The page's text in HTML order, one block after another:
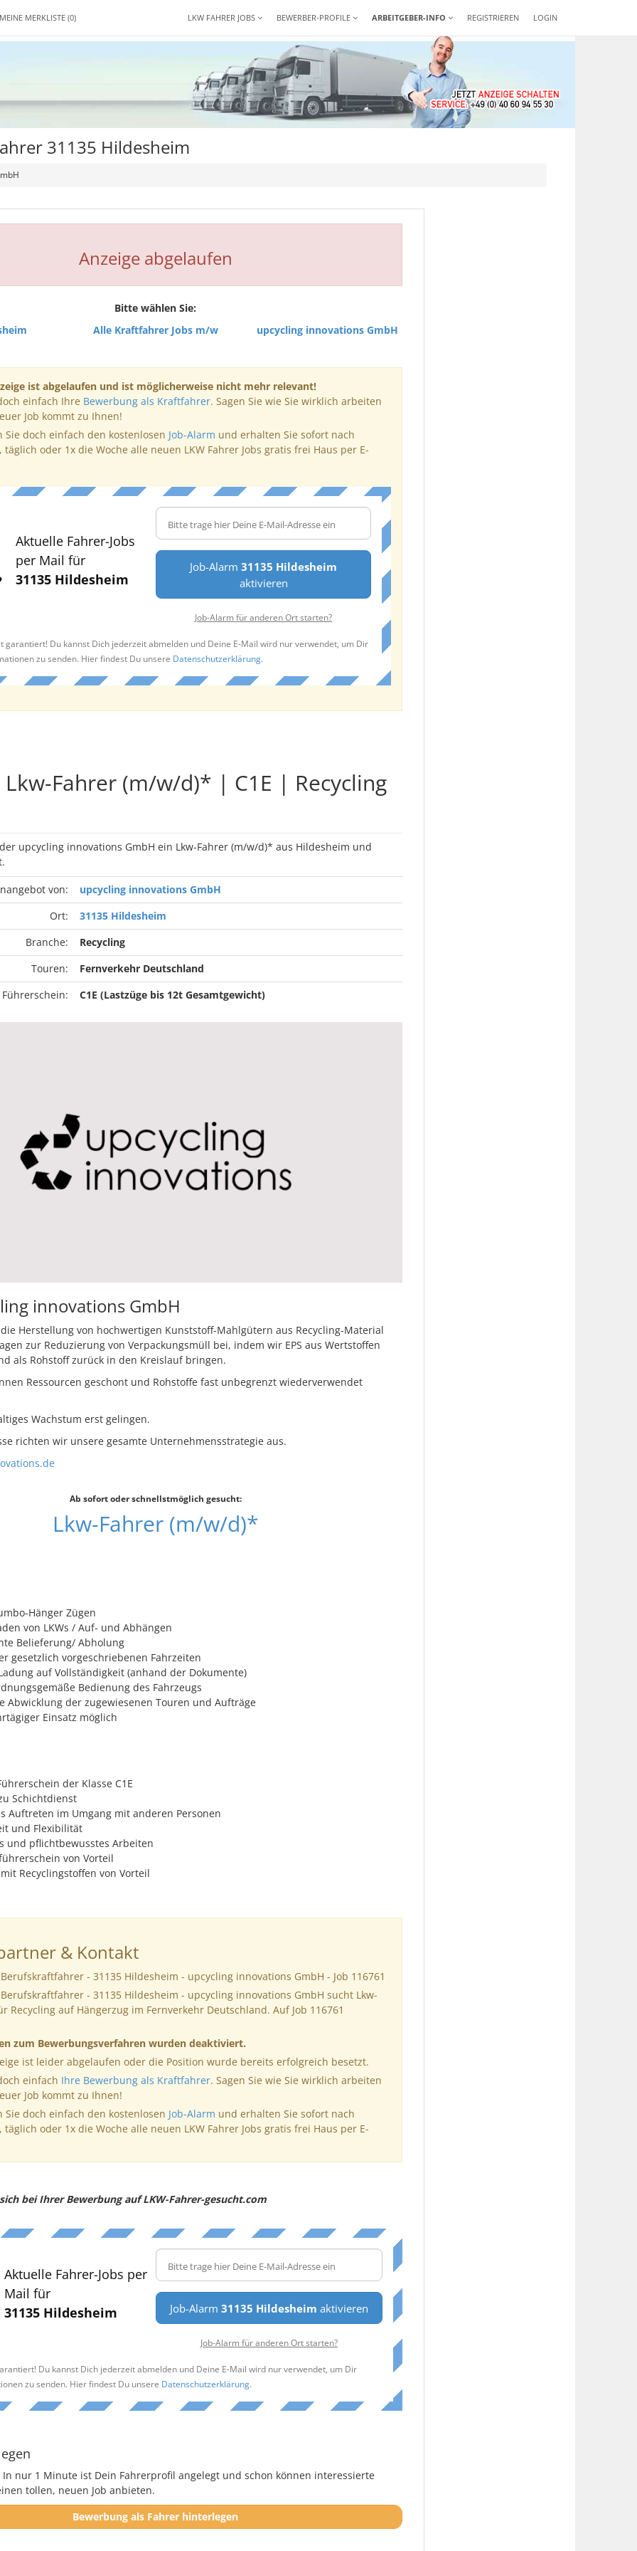
MEINE MERKLISTE (0) REGISTRIEREN LOGIN
LKW FAHRER JOBS BEWERBER-PROFILE ARBEITGEBER-INFO
31135 Hildesheim
Anzeige abgelaufen
Bitte wählen Sie:
Alle Kraftfahrer Jobs m/w upcycling innovations GmbH
ist abgelaufen und ist möglicherweise nicht mehr relevant!
einfach Ihre Bewerbung als Kraftfahrer. Sagen Sie wie Sie wirklich arbeiten
Job kommt zu Ihnen!
Sie doch einfach den kostenlosen Job-Alarm und erhalten Sie sofort nach
oder 1x die Woche alle neuen LKW Fahrer Jobs gratis frei Haus per E-
Aktuelle Fahrer-Jobs
per Mail für
31135 Hildesheim
Job-Alarm31135 Hildesheim
aktivieren
Job-Alarm für anderen Ort starten?
garantiert! Du kannst Dich jederzeit abmelden und Deine E-Mail wird nur verwendet, um Dir
zu senden. Hier findest Du unsere Datenschutzerklärung.
Lkw-Fahrer (m/w/d)* | C1E | Recycling
upcycling innovations GmbH ein Lkw-Fahrer (m/w/d)* aus Hildesheim und
von:
upcycling innovations GmbH
Ort:
31135 Hildesheim
Branche:
Recycling
Touren:
Fernverkehr Deutschland
C1E (Lastzüge bis 12t Gesamtgewicht)
innovations GmbH
Herstellung von hochwertigen Kunststoff-Mahlgütern aus Recycling-Material
zur Reduzierung von Verpackungsmüll bei, indem wir EPS aus Wertstoffen
als Rohstoff zurück in den Kreislauf bringen.
Ressourcen geschont und Rohstoffe fast unbegrenzt wiederverwendet
Wachstum erst gelingen.
richten wir unsere gesamte Unternehmensstrategie aus.
Ab sofort oder schnellstmöglich gesucht:
Lkw-Fahrer (m/w/d)*
Hänger Zügen
von LKWs / Auf- und Abhängen
Belieferung/ Abholung
gesetzlich vorgeschriebenen Fahrzeiten
auf Vollständigkeit (anhand der Dokumente)
Bedienung des Fahrzeugs
Abwicklung der zugewiesenen Touren und Aufträge
Einsatz möglich
der Klasse C1E
Schichtdienst
Auftreten im Umgang mit anderen Personen
und Flexibilität
und pflichtbewusstes Arbeiten
von Vorteil
Recyclingstoffen von Vorteil
& Kontakt
- 31135 Hildesheim - upcycling innovations GmbH - Job 116761
- 31135 Hildesheim - upcycling innovations GmbH sucht Lkw-
Recycling auf Hängerzug im Fernverkehr Deutschland. Auf Job 116761
zum Bewerbungsverfahren wurden deaktiviert.
ist leider abgelaufen oder die Position wurde bereits erfolgreich besetzt.
einfach Ihre Bewerbung als Kraftfahrer. Sagen Sie wie Sie wirklich arbeiten
Job kommt zu Ihnen!
Sie doch einfach den kostenlosen Job-Alarm und erhalten Sie sofort nach
oder 1x die Woche alle neuen LKW Fahrer Jobs gratis frei Haus per E-
bei Ihrer Bewerbung auf LKW-Fahrer-gesucht.com
Aktuelle Fahrer-Jobs per
Mail für
31135 Hildesheim
Job-Alarm31135 Hildesheim aktivieren
Job-Alarm für anderen Ort starten?
Du kannst Dich jederzeit abmelden und Deine E-Mail wird nur verwendet, um Dir
zu senden. Hier findest Du unsere Datenschutzerklärung.
nur 1 Minute ist Dein Fahrerprofil angelegt und schon können interessierte
tollen, neuen Job anbieten.
Bewerbung als Fahrer hinterlegen